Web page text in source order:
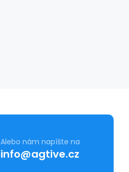
Alebo nám napíšte na
info@agtive.cz